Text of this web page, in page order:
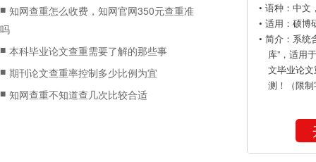
■ 知网查重怎么收费，知网官网350元查重准
吗
■ 本科毕业论文查重需要了解的那些事
■ 期刊论文查重率控制多少比例为宜
■ 知网查重不知道查几次比较合适
• 语种：中文
• 适用：硕博
• 简介：系统
库”，适用
文毕业论
测！（限